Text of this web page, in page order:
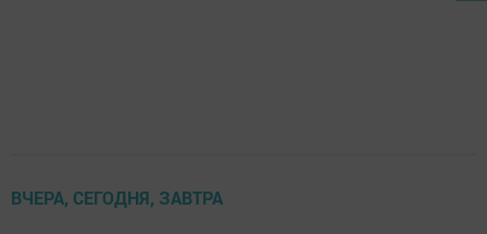
ВЧЕРА, СЕГОДНЯ, ЗАВТРА